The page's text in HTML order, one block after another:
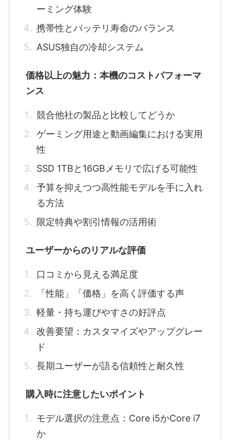
ーミング体験
携帯性とバッテリ寿命のバランス
ASUS独自の冷却システム
価格以上の魅力：本機のコストパフォーマ
ンス
競合他社の製品と比較してどうか
ゲーミング用途と動画編集における実用
性
SSD 1TBと16GBメモリで広げる可能性
予算を抑えつつ高性能モデルを手に入れ
る方法
限定特典や割引情報の活用術
ユーザーからのリアルな評価
口コミから見える満足度
「性能」「価格」を高く評価する声
軽量・持ち運びやすさの好評点
改善要望：カスタマイズやアップグレー
ド
長期ユーザーが語る信頼性と耐久性
購入時に注意したいポイント
モデル選択の注意点：Core i5かCore i7
か